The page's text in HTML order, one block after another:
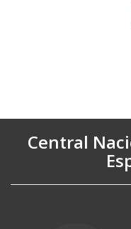
Central